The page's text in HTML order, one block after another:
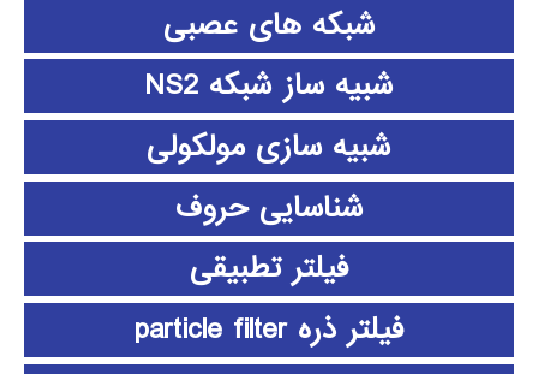
شبکه های عصبی
شبیه ساز شبکه NS2
شبیه سازی مولکولی
شناسایی حروف
فیلتر تطبیقی
فیلتر ذره particle filter